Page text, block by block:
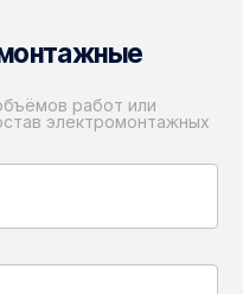
работ или
электромонтажных